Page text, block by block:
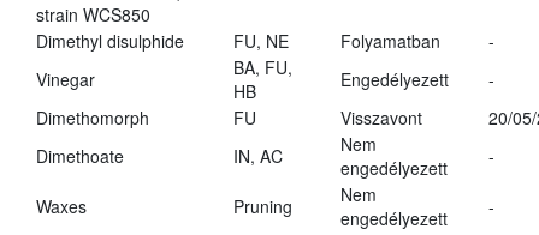
strain WCS850
Dimethyl disulphide FU, NE Folyamatban
-
Vinegar
BA, FU,
HB
Engedélyezett
-
Dimethomorph
FU Visszavont
20/
Dimethoate
IN, AC
Nem
engedélyezett
-
Waxes Pruning
Nem
engedélyezett
-